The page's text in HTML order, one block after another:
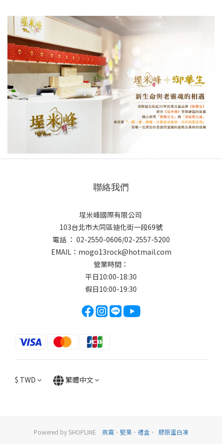
聯絡我們
埕米峰國際有限公司
103台北市大同區迪化街一段69號
電話 ： 02-2550-0606/02-2557-5200
EMAIL： mogo13rock@hotmail.com
營業時間：
平日10:00-18:30
假日10:00-19:30
$ TWD 繁體中文
Powered by SHOPLINE 燕窩 、 堅果 、 禮盒 、 膠原蛋白凍